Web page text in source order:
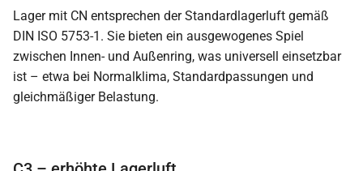
Lager mit CN entsprechen der Standardlagerluft gemäß
DIN ISO 5753-1. Sie bieten ein ausgewogenes Spiel
zwischen Innen- und Außenring, was universell einsetzbar
ist – etwa bei Normalklima, Standardpassungen und
gleichmäßiger Belastung.